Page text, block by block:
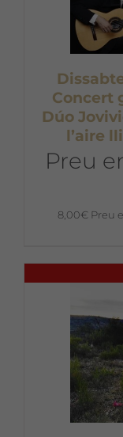
Concert
Dúo
l’aire
Preu
8,00€ Preu